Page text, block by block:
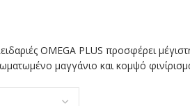
OMEGA PLUS προσφέρει
μαγγάνιο και κομψό